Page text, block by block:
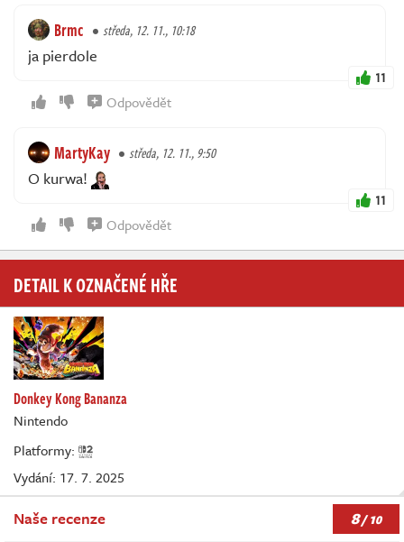
Brmc středa, 12. 11., 10:18
ja pierdole
11
Odpovědět
MartyKay středa, 12. 11., 9:50
O kurwa!
11
Odpovědět
DETAIL K OZNAČENÉ HŘE
Donkey Kong Bananza
Nintendo
Platformy:
Vydání: 17. 7. 2025
Naše recenze 8/ 10